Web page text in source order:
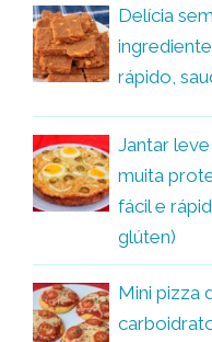
Delícia
rápido,
Jantar
muita
fácil e
glúten)
Mini pizza